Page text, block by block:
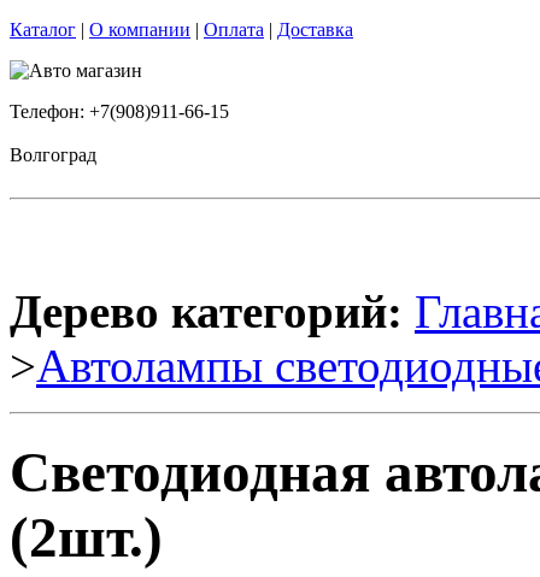
Каталог | О компании | Оплата | Доставка
Телефон: +7(908)911-66-15
Волгоград
Дерево категорий:
>Автолампы
Светодиодная
(2шт.)